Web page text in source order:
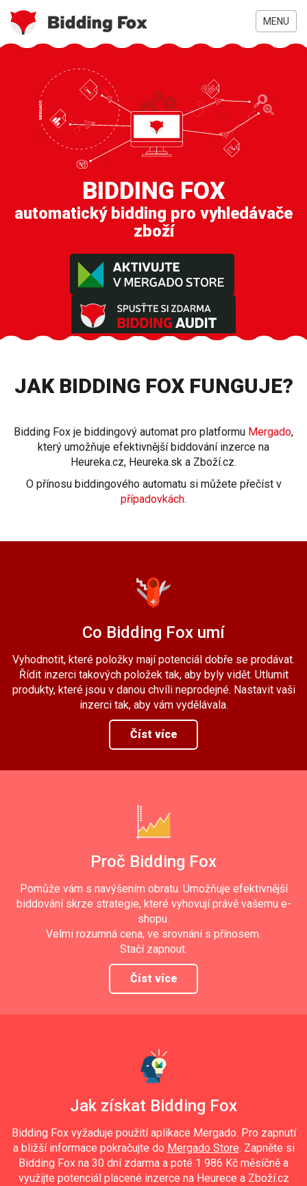
Přejít
hlavnímu
obsahu
MENU
BIDDING FOX
automatický bidding pro vyhledávače
zboží
JAK BIDDING FOX FUNGUJE?
Bidding Fox je biddingový automat pro platformu Mergado,
který umožňuje efektivnější biddování inzerce na
Heureka.cz, Heureka.sk a Zboží.cz.
O přínosu biddingového automatu si můžete přečíst v
případovkách.
Co Bidding Fox umí
Vyhodnotit, které položky mají potenciál dobře se prodávat.
Řídit inzerci takových položek tak, aby byly vidět. Utlumit
produkty, které jsou v danou chvíli neprodejné. Nastavit vaši
inzerci tak, aby vám vydělávala.
Číst více
Proč Bidding Fox
Pomůže vám s navýšením obratu. Umožňuje efektivnější
biddování skrze strategie, které vyhovují právě vašemu e-
shopu.
Velmi rozumná cena, ve srovnání s přínosem.
Stačí zapnout.
Číst více
Jak získat Bidding Fox
Bidding Fox vyžaduje použití aplikace Mergado. Pro zapnutí
a bližší informace pokračujte do Mergado Store. Zapněte si
Bidding Fox na 30 dní zdarma a poté 1 986 Kč měsíčně a
využijte potenciál placené inzerce na Heurece a Zboží.cz